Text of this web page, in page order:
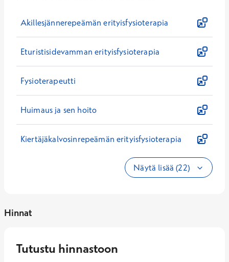
Akillesjännerepeämän erityisfysioterapia
Eturistisidevamman erityisfysioterapia
Fysioterapeutti
Huimaus ja sen hoito
Kiertäjäkalvosinrepeämän erityisfysioterapia
Näytä lisää (22)
Hinnat
Tutustu hinnastoon